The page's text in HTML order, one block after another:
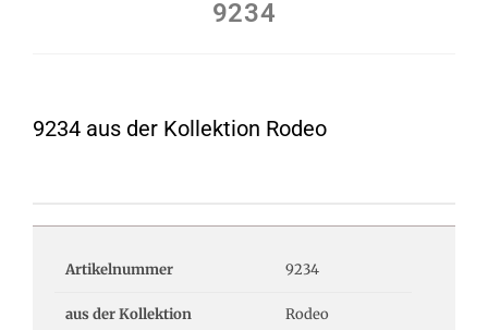
9234
9234 aus der Kollektion Rodeo
Artikelnummer 9234
aus der Kollektion Rodeo